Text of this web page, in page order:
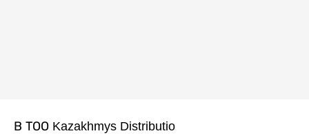
В ТОО Kazakhmys Distributio